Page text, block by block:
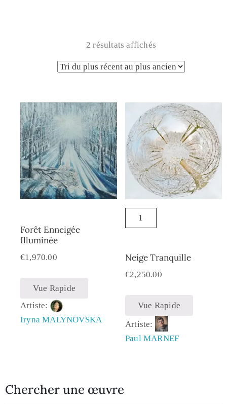
2 résultats affichés
Forêt Enneigée
Illuminée
€1,970.00
Vue Rapide
Artiste:
Iryna MALYNOVSKA
Neige Tranquille
€2,250.00
Vue Rapide
Artiste:
Paul MARNEF
Chercher une œuvre